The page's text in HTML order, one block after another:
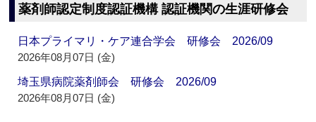
薬剤師認定制度認証機構 認証機関の生涯研修会
日本プライマリ・ケア連合学会 研修会 2026/09
2026年08月07日 (金)
埼玉県病院薬剤師会 研修会 2026/09
2026年08月07日 (金)